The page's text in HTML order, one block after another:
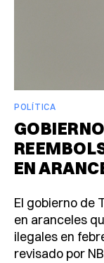
POLÍTICA
EN
El gobierno de
en aranceles
ilegales en
revisado por